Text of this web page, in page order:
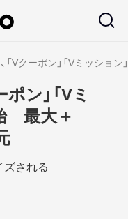
「Vクーポン」「Vミッシ
ン」「Vミ
最大＋
ズされる